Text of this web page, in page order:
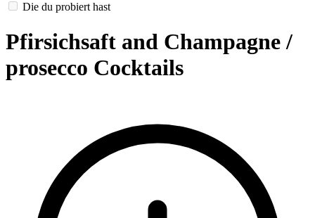
Die du probiert hast
Pfirsichsaft and Champagne /
prosecco Cocktails